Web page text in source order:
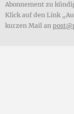
Abonnement zu
Klick auf den Link
kurzen Mail an